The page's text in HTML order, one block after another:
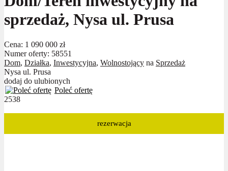
sprzedaż, Nysa ul. Prusa
Cena: 1 090 000 zł
Numer oferty: 58551
Dom, Działka, Inwestycyjna, Wolnostojący na Sprzedaż
Nysa ul. Prusa
dodaj do ulubionych
Poleć ofertę
2538
rezerwacja